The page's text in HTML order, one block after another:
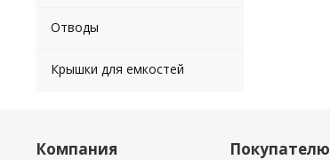
Отводы
Крышки для емкостей
Компания Покупателю